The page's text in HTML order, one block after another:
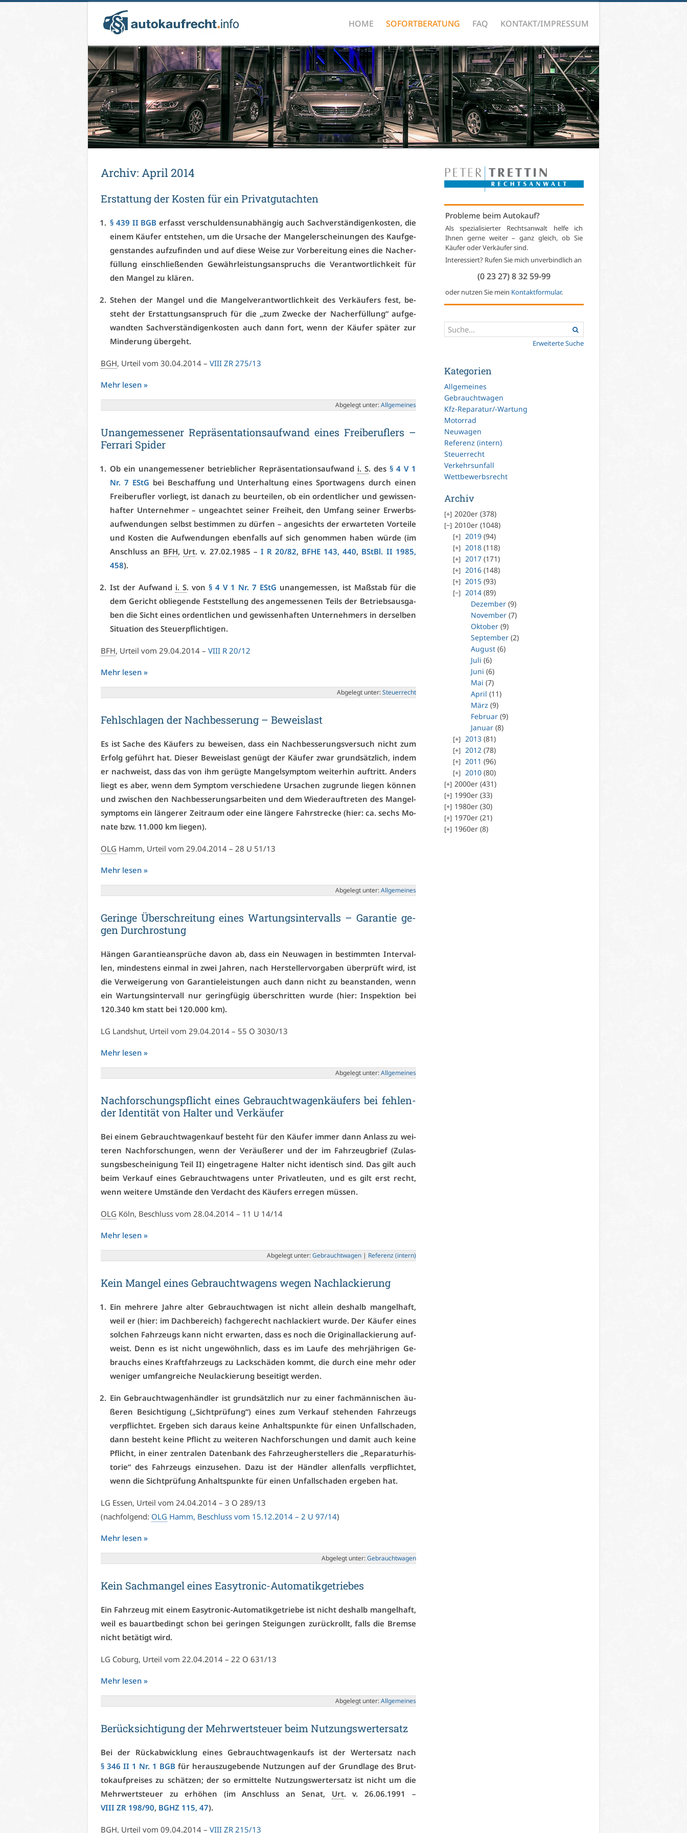
HOME SOFORTBERATUNG FAQ KONTAKT/IMPRESSUM
Ar­chiv: April 2014
Er­stat­tung der Kos­ten für ein Pri­vat­gut­ach­ten
§ 439 II BGB er­fasst ver­schul­dens­un­ab­hän­gig auch Sach­ver­stän­di­gen­kos­ten, die
ei­nem Käu­fer ent­ste­hen, um die Ur­sa­che der Man­gel­er­schei­nun­gen des Kauf­ge­
gen­stan­des auf­zu­fin­den und auf die­se Wei­se zur Vor­be­rei­tung ei­nes die Nach­er­
fül­lung ein­schlie­ßen­den Ge­währ­leis­tungs­an­spruchs die Ver­ant­wort­lich­keit für
den Man­gel zu klä­ren.
Ste­hen der Man­gel und die Man­gel­ver­ant­wort­lich­keit des Ver­käu­fers fest, be­
steht der Er­stat­tungs­an­spruch für die „zum Zwe­cke der Nach­er­fül­lung“ auf­ge­
wand­ten Sach­ver­stän­di­gen­kos­ten auch dann fort, wenn der Käu­fer spä­ter zur
Min­de­rung über­geht.
BGH, Ur­teil vom 30.04.2014 – VI­II ZR 275/13
Mehr le­sen »
Ab­ge­legt un­ter:All­ge­mei­nes
Un­an­ge­mes­se­ner Re­prä­sen­ta­ti­ons­auf­wand ei­nes Frei­be­ruf­lers –
Fer­ra­ri Spi­der
Ob ein un­an­ge­mes­se­ner be­trieb­li­cher Re­prä­sen­ta­ti­ons­auf­wand i. S. des § 4 V 1
Nr. 7 EStG bei Be­schaf­fung und Un­ter­hal­tung ei­nes Sport­wa­gens durch ei­nen
Frei­be­ruf­ler vor­liegt, ist da­nach zu be­ur­tei­len, ob ein or­dent­li­cher und ge­wis­sen­
haf­ter Un­ter­neh­mer – un­ge­ach­tet sei­ner Frei­heit, den Um­fang sei­ner Er­werbs­
auf­wen­dun­gen selbst be­stim­men zu dür­fen – an­ge­sichts der er­war­te­ten Vor­tei­le
und Kos­ten die Auf­wen­dun­gen eben­falls auf sich ge­nom­men ha­ben wür­de (im
An­schluss an BFH, Urt. v. 27.02.1985 – I R 20/82, BFHE 143, 440, BSt­Bl. II 1985,
458).
Ist der Auf­wand i. S. von § 4 V 1 Nr. 7 EStG un­an­ge­mes­sen, ist Maß­stab für die
dem Ge­richt ob­lie­gen­de Fest­stel­lung des an­ge­mes­se­nen Teils der Be­triebs­aus­ga­
ben die Sicht ei­nes or­dent­li­chen und ge­wis­sen­haf­ten Un­ter­neh­mers in der­sel­ben
Si­tua­ti­on des Steu­er­pflich­ti­gen.
BFH, Ur­teil vom 29.04.2014 – VI­II R 20/12
Mehr le­sen »
Ab­ge­legt un­ter:Steu­er­recht
Fehl­schla­gen der Nach­bes­se­rung – Be­weis­last
Es ist Sa­che des Käu­fers zu be­wei­sen, dass ein Nach­bes­se­rungs­ver­such nicht zum
Er­folg ge­führt hat. Die­ser Be­weis­last ge­nügt der Käu­fer zwar grund­sätz­lich, in­dem
er nach­weist, dass das von ihm ge­rüg­te Man­gel­sym­ptom wei­ter­hin auf­tritt. An­ders
liegt es aber, wenn dem Sym­ptom ver­schie­de­ne Ur­sa­chen zu­grun­de lie­gen kön­nen
und zwi­schen den Nach­bes­se­rungs­ar­bei­ten und dem Wie­der­auf­tre­ten des Man­gel­
sym­ptoms ein län­ge­rer Zeit­raum oder ei­ne län­ge­re Fahr­stre­cke (hier: ca. sechs Mo­
na­te bzw. 11.000 km lie­gen).
OLG Hamm, Ur­teil vom 29.04.2014 – 28 U 51/13
Mehr le­sen »
Ab­ge­legt un­ter:All­ge­mei­nes
Ge­rin­ge Über­schrei­tung ei­nes War­tungs­in­ter­valls – Ga­ran­tie ge­
gen Durch­ros­tung
Hän­gen Ga­ran­tie­an­sprü­che da­von ab, dass ein Neu­wa­gen in be­stimm­ten In­ter­val­
len, min­des­tens ein­mal in zwei Jah­ren, nach Her­stel­ler­vor­ga­ben über­prüft wird, ist
die Ver­wei­ge­rung von Ga­ran­tie­leis­tun­gen auch dann nicht zu be­an­stan­den, wenn
ein War­tungs­in­ter­vall nur ge­ring­fü­gig über­schrit­ten wur­de (hier: In­spek­ti­on bei
120.340 km statt bei 120.000 km).
LG Lands­hut, Ur­teil vom 29.04.2014 – 55 O 3030/13
Mehr le­sen »
Ab­ge­legt un­ter:All­ge­mei­nes
Nach­for­schungs­pflicht ei­nes Ge­braucht­wa­gen­käu­fers bei feh­len­
der Iden­ti­tät von Hal­ter und Ver­käu­fer
Bei ei­nem Ge­braucht­wa­gen­kauf be­steht für den Käu­fer im­mer dann An­lass zu wei­
te­ren Nach­for­schun­gen, wenn der Ver­äu­ße­rer und der im Fahr­zeug­brief (Zu­las­
sungs­be­schei­ni­gung Teil II) ein­ge­tra­ge­ne Hal­ter nicht iden­tisch sind. Das gilt auch
beim Ver­kauf ei­nes Ge­braucht­wa­gens un­ter Pri­vat­leu­ten, und es gilt erst recht,
wenn wei­te­re Um­stän­de den Ver­dacht des Käu­fers er­re­gen müs­sen.
OLG Köln, Be­schluss vom 28.04.2014 – 11 U 14/14
Mehr le­sen »
Ab­ge­legt un­ter:Ge­braucht­wa­gen| Re­fe­renz (in­tern)
Kein Man­gel ei­nes Ge­braucht­wa­gens we­gen Nachla­ckie­rung
Ein meh­re­re Jah­re al­ter Ge­braucht­wa­gen ist nicht al­lein des­halb man­gel­haft,
weil er (hier: im Dach­be­reich) fach­ge­recht nachla­ckiert wur­de. Der Käu­fer ei­nes
sol­chen Fahr­zeugs kann nicht er­war­ten, dass es noch die Ori­gi­nal­la­ckie­rung auf­
weist. Denn es ist nicht un­ge­wöhn­lich, dass es im Lau­fe des mehr­jäh­ri­gen Ge­
brauchs ei­nes Kraft­fahr­zeugs zu Lack­schä­den kommt, die durch ei­ne mehr oder
we­ni­ger um­fang­rei­che Neu­la­ckie­rung be­sei­tigt wer­den.
Ein Ge­braucht­wa­gen­händ­ler ist grund­sätz­lich nur zu ei­ner fach­män­ni­schen äu­
ße­ren Be­sich­ti­gung („Sicht­prü­fung“) ei­nes zum Ver­kauf ste­hen­den Fahr­zeugs
ver­pflich­tet. Er­ge­ben sich dar­aus kei­ne An­halts­punk­te für ei­nen Un­fall­scha­den,
dann be­steht kei­ne Pflicht zu wei­te­ren Nach­for­schun­gen und da­mit auch kei­ne
Pflicht, in ei­ner zen­tra­len Da­ten­bank des Fahr­zeug­her­stel­lers die „Re­pa­ra­tur­his­
to­rie“ des Fahr­zeugs ein­zu­se­hen. Da­zu ist der Händ­ler al­len­falls ver­pflich­tet,
wenn die Sicht­prü­fung An­halts­punk­te für ei­nen Un­fall­scha­den er­ge­ben hat.
LG Es­sen, Ur­teil vom 24.04.2014 – 3 O 289/13
(nach­fol­gend: OLG Hamm, Be­schluss vom 15.12.2014 – 2 U 97/14)
Mehr le­sen »
Ab­ge­legt un­ter:Ge­braucht­wa­gen
Kein Sach­man­gel ei­nes Ea­sy­tro­nic-Au­to­ma­tik­ge­trie­bes
Ein Fahr­zeug mit ei­nem Ea­sy­tro­nic-Au­to­ma­tik­ge­trie­be ist nicht des­halb man­gel­haft,
weil es bau­art­be­dingt schon bei ge­rin­gen Stei­gun­gen zu­rück­rollt, falls die Brem­se
nicht be­tä­tigt wird.
LG Co­burg, Ur­teil vom 22.04.2014 – 22 O 631/13
Mehr le­sen »
Ab­ge­legt un­ter:All­ge­mei­nes
Be­rück­sich­ti­gung der Mehr­wert­steu­er beim Nut­zungs­wert­er­satz
Bei der Rück­ab­wick­lung ei­nes Ge­braucht­wa­gen­kaufs ist der Wert­er­satz nach
§ 346 II 1 Nr. 1 BGB für her­aus­zu­ge­ben­de Nut­zun­gen auf der Grund­la­ge des Brut­
to­kauf­prei­ses zu schät­zen; der so er­mit­tel­te Nut­zungs­wert­er­satz ist nicht um die
Mehr­wert­steu­er zu er­hö­hen (im An­schluss an Se­nat, Urt. v. 26.06.1991 –
VI­II ZR 198/90, BGHZ 115, 47).
BGH, Ur­teil vom 09.04.2014 – VI­II ZR 215/13
Probleme beim Autokauf?
Als spezialisierter Rechtsanwalt helfe ich
Ihnen gerne weiter – ganz gleich, ob Sie
Käufer oder Verkäufer sind.
Interessiert? Rufen Sie mich unverbindlich an
(0 23 27) 8 32 59-99
oder nutzen Sie mein Kontaktformular.
Erweiterte Suche
Kategorien
Allgemeines
Gebrauchtwagen
Kfz-Reparatur/-Wartung
Motorrad
Neuwagen
Referenz (intern)
Steuerrecht
Verkehrsunfall
Wettbewerbsrecht
Archiv
2020er (378)
2010er (1048)
2019 (94)
2018 (118)
2017 (171)
2016 (148)
2015 (93)
2014 (89)
Dezember (9)
November (7)
Oktober (9)
September (2)
August (6)
Juli (6)
Juni (6)
Mai (7)
April (11)
März (9)
Februar (9)
Januar (8)
2013 (81)
2012 (78)
2011 (96)
2010 (80)
2000er (431)
1990er (33)
1980er (30)
1970er (21)
1960er (8)